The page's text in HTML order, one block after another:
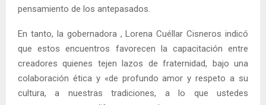
pensamiento de los antepasados.
En tanto, la gobernadora , Lorena Cuéllar Cisneros indicó
que estos encuentros favorecen la capacitación entre
creadores quienes tejen lazos de fraternidad, bajo una
colaboración ética y «de profundo amor y respeto a su
cultura, a nuestras tradiciones, a lo que ustedes